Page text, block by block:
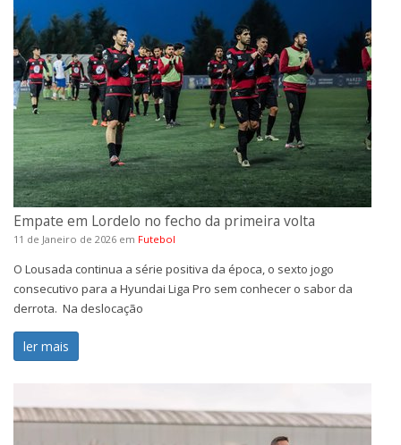
Empate em Lordelo no fecho da primeira volta
11 de Janeiro de 2026 em Futebol
O Lousada continua a série positiva da época, o sexto jogo
consecutivo para a Hyundai Liga Pro sem conhecer o sabor da
derrota. Na deslocação
ler mais